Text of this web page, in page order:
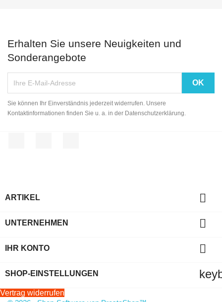
Erhalten Sie unsere Neuigkeiten und
Sonderangebote
Sie können Ihr Einverständnis jederzeit widerrufen. Unsere
Kontaktinformationen finden Sie u. a. in der Datenschutzerklärung.
ARTIKEL 
UNTERNEHMEN 
IHR KONTO 
SHOP-EINSTELLUNGEN
Vertrag widerrufen